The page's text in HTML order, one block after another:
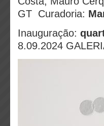
GT Curadoria:
Inauguração:
8.09.2024